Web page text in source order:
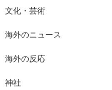
文化・芸術
海外のニュース
海外の反応
神社